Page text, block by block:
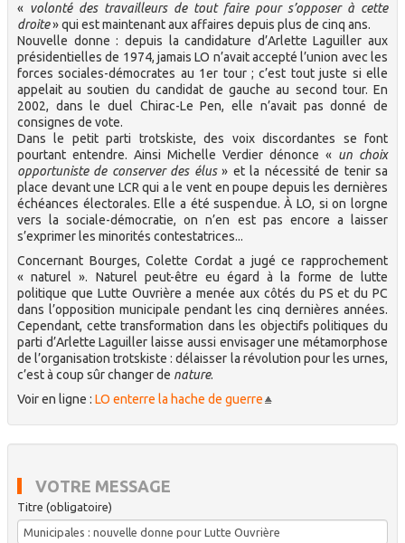
« volonté des travailleurs de tout faire pour s’opposer à cette
droite» qui est maintenant aux affaires depuis plus de cinq ans.
Nouvelle donne : depuis la candidature d’Arlette Laguiller aux
présidentielles de 1974, jamais LO n’avait accepté l’union avec les
forces sociales-démocrates au 1er tour ; c’est tout juste si elle
appelait au soutien du candidat de gauche au second tour. En
2002, dans le duel Chirac-Le Pen, elle n’avait pas donné de
consignes de vote.
Dans le petit parti trotskiste, des voix discordantes se font
pourtant entendre. Ainsi Michelle Verdier dénonce « un choix
opportuniste de conserver des élus» et la nécessité de tenir sa
place devant une LCR qui a le vent en poupe depuis les dernières
échéances électorales. Elle a été suspendue. À LO, si on lorgne
vers la sociale-démocratie, on n’en est pas encore a laisser
s’exprimer les minorités contestatrices...
Concernant Bourges, Colette Cordat a jugé ce rapprochement
« naturel ». Naturel peut-être eu égard à la forme de lutte
politique que Lutte Ouvrière a menée aux côtés du PS et du PC
dans l’opposition municipale pendant les cinq dernières années.
Cependant, cette transformation dans les objectifs politiques du
parti d’Arlette Laguiller laisse aussi envisager une métamorphose
de l’organisation trotskiste : délaisser la révolution pour les urnes,
c’est à coup sûr changer de nature.
Voir en ligne : LO enterre la hache de guerre
VOTRE MESSAGE
Titre (obligatoire)